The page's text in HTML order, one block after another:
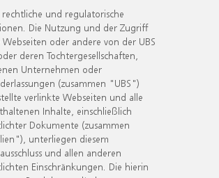
und regulatorische
Die Nutzung und der Zugriff
Webseiten oder andere von der UBS
deren Tochtergesellschaften,
Unternehmen oder
(zusammen "UBS")
verlinkte Webseiten und alle
Inhalte, einschließlich
Dokumente (zusammen
unterliegen diesem
und allen anderen
Einschränkungen. Die hierin